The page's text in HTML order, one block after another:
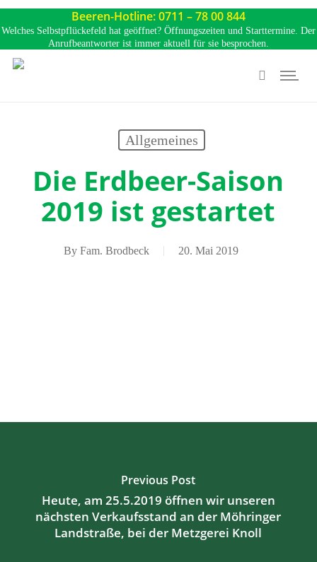
Skip
to
main
content
Beeren-Hotline: 0711 – 78 00 844
Welches Selbstpflückefeld hat geöffnet? Öffnungszeiten und Starttermine. Der
Anrufbeantworter ist immer aktuell für sie besprochen.
search
Menu
Allgemeines
Die Erdbeer-Saison
2019 ist gestartet
By Fam. Brodbeck 20. Mai 2019
Previous Post
Heute, am 25.5.2019 öffnen wir unseren
nächsten Verkaufsstand an der Möhringer
Landstraße, bei der Metzgerei Knoll